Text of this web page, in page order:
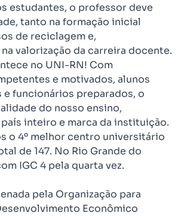
estudantes, o professor deve
tanto na formação inicial
de reciclagem e,
valorização da carreira docente.
no UNI-RN! Com
e motivados, alunos
funcionários preparados, o
do nosso ensino,
inteiro e marca da instituição.
o 4º melhor centro universitário
de 147. No Rio Grande do
IGC 4 pela quarta vez.
pela Organização para
Econômico